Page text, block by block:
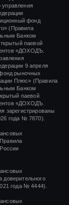
управления
фонд
(Правила
Банком
паевой
«ДОХОДЪ.
9 апреля
рыночных
Плюс» (Правила
Банком
паевой
«ДОХОДЪ.
зарегистрированы
года № 7870).
доверительного
года № 4444).